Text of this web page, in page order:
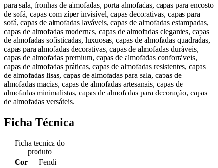
para sala, fronhas de almofadas, porta almofadas, capas para encosto
de sofá, capas com zíper invisível, capas decorativas, capas para
sofá, capas de almofadas laváveis, capas de almofadas estampadas,
capas de almofadas modernas, capas de almofadas elegantes, capas
de almofadas sofisticadas, luxuosas, capas de almofadas quadradas,
capas para almofadas decorativas, capas de almofadas duráveis,
capas de almofadas premium, capas de almofadas confortáveis,
capas de almofadas práticas, capas de almofadas resistentes, capas
de almofadas lisas, capas de almofadas para sala, capas de
almofadas macias, capas de almofadas artesanais, capas de
almofadas minimalistas, capas de almofadas para decoração, capas
de almofadas versáteis.
Ficha Técnica
Ficha tecnica do
produto
Cor
Fendi